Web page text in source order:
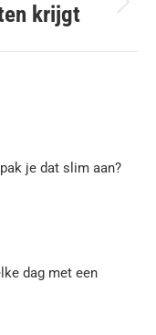
krijgt
je dat slim aan?
dag met een